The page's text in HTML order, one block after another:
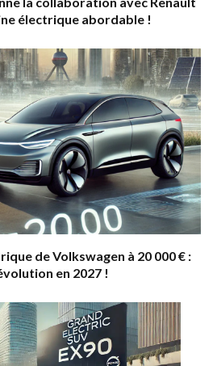
électrique abordable !
de Volkswagen à 20 000 € :
en 2027 !